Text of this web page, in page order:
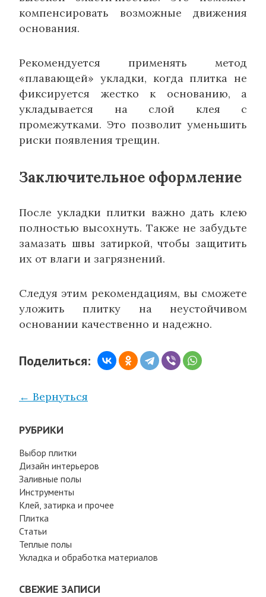
компенсировать возможные движения
основания.
Рекомендуется применять метод
«плавающей» укладки, когда плитка не
фиксируется жестко к основанию, а
укладывается на слой клея с
промежутками. Это позволит уменьшить
риски появления трещин.
Заключительное оформление
После укладки плитки важно дать клею
полностью высохнуть. Также не забудьте
замазать швы затиркой, чтобы защитить
их от влаги и загрязнений.
Следуя этим рекомендациям, вы сможете
уложить плитку на неустойчивом
основании качественно и надежно.
Поделиться:
← Вернуться
РУБРИКИ
Выбор плитки
Дизайн интерьеров
Заливные полы
Инструменты
Клей, затирка и прочее
Плитка
Статьи
Теплые полы
Укладка и обработка материалов
СВЕЖИЕ ЗАПИСИ